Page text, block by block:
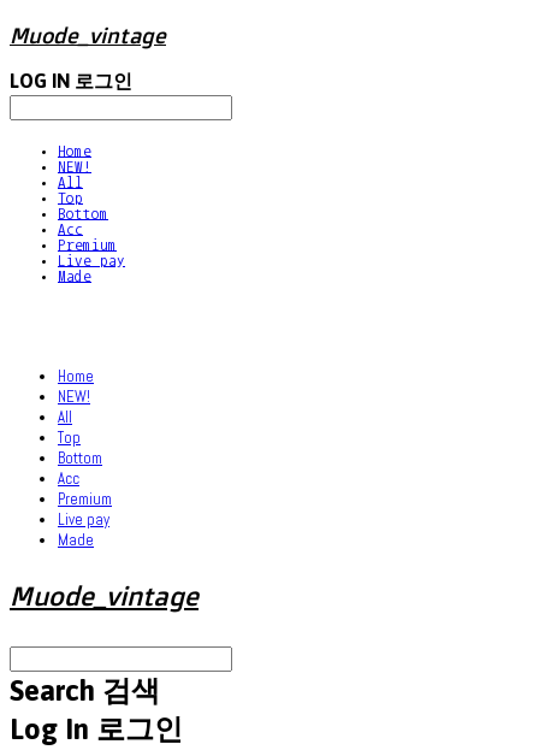
Muode_vintage
LOG IN 로그인
Home
NEW!
All
Top
Bottom
Acc
Premium
Live pay
Made
Home
NEW!
All
Top
Bottom
Acc
Premium
Live pay
Made
Muode_vintage
Search 검색
Log In 로그인